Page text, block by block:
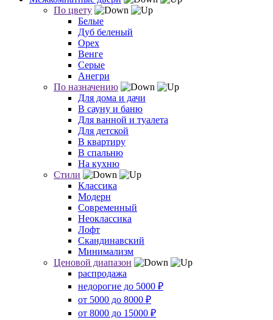
По цвету
Белые
Дуб беленый
Орех
Венге
Серые
Анегри
По назначению
Для дома и дачи
В сауну и баню
Для ванной и туалета
Для детской
В квартиру
В спальню
На кухню
Стили
Классика
Модерн
Современный
Неоклассика
Лофт
Скандинавский
Минимализм
Ценовой диапазон
распродажа
недорогие до 5000 ₽
от 5000 до 8000 ₽
от 8000 до 15000 ₽